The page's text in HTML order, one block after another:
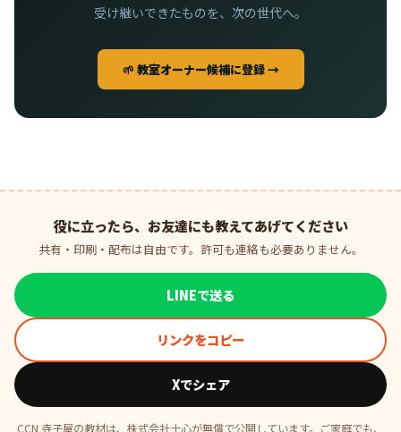
受け継いできたものを、次の世代へ。
🌱 教室オーナー候補に登録 →
役に立ったら、お友達にも教えてあげてください
共有・印刷・配布は自由です。許可も連絡も必要ありません。
LINEで送る
リンクをコピー
Xでシェア
CCN 寺子屋の教材は、株式会社士心が無償で公開しています。ご家庭でも、